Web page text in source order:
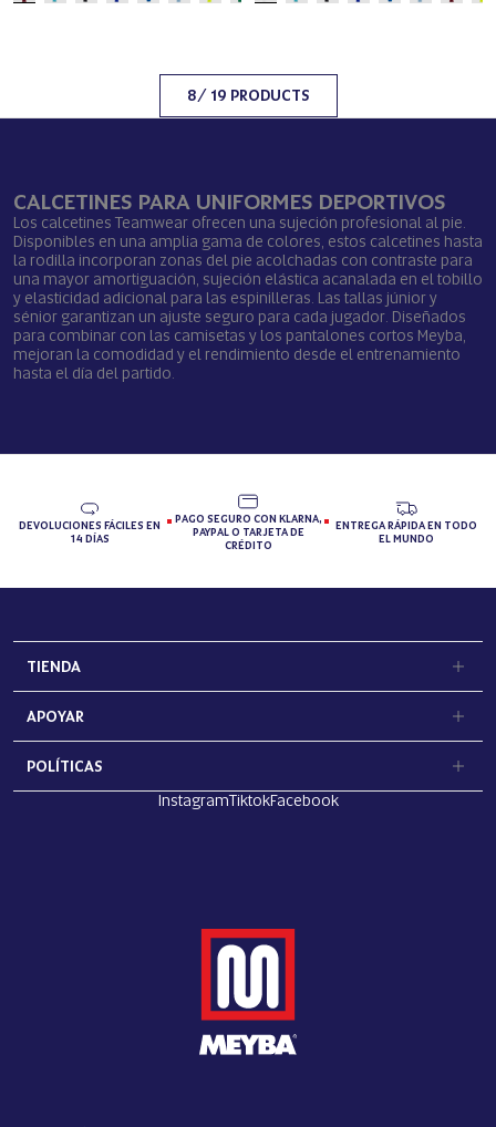
8/ 19 PRODUCTS
CALCETINES PARA UNIFORMES DEPORTIVOS
Los calcetines Teamwear ofrecen una sujeción profesional al pie.
Disponibles en una amplia gama de colores, estos calcetines hasta
la rodilla incorporan zonas del pie acolchadas con contraste para
una mayor amortiguación, sujeción elástica acanalada en el tobillo
y elasticidad adicional para las espinilleras. Las tallas júnior y
sénior garantizan un ajuste seguro para cada jugador. Diseñados
para combinar con las camisetas y los pantalones cortos Meyba,
mejoran la comodidad y el rendimiento desde el entrenamiento
hasta el día del partido.
DEVOLUCIONES FÁCILES EN
14 DÍAS
PAGO SEGURO CON KLARNA,
PAYPAL O TARJETA DE
CRÉDITO
ENTREGA RÁPIDA EN TODO
EL MUNDO
TIENDA
APOYAR
POLÍTICAS
InstagramTiktokFacebook